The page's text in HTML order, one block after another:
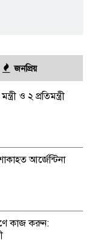
জনপ্রিয়
ও ২ প্রতিমন্ত্রী
আর্জেন্টিনা
কাজ করুন: